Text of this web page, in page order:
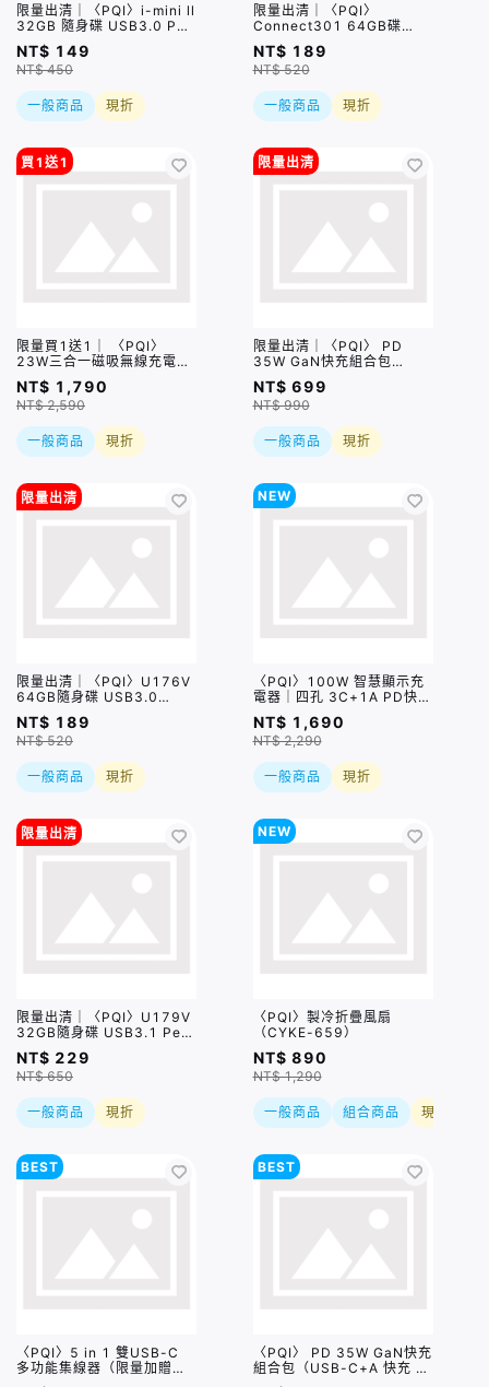
限量出清｜〈PQI〉i-mini ll
32GB 隨身碟 USB3.0 Pen
Drive 銀色
NT$ 149
NT$ 450
一般商品 現折
限量出清｜〈PQI〉
Connect301 64GB碟
USB3.0 Pen Drive 桃紅
NT$ 189
NT$ 520
一般商品 現折
買1送1
限量買1送1｜ 〈PQI〉
23W三合一磁吸無線充電座
(WCS23WR)＿限量售完即
止
NT$ 1,790
NT$ 2,590
一般商品 現折
限量出清
限量出清｜〈PQI〉 PD
35W GaN快充組合包
（USB-C+A 快充 + USB-
C to C 100公分編織快充
線) 盒損品
NT$ 699
NT$ 990
一般商品 現折
限量出清
限量出清｜〈PQI〉U176V
64GB隨身碟 USB3.0
Flash Drive (顏色隨機出
貨)
NT$ 189
NT$ 520
一般商品 現折
NEW
〈PQI〉100W 智慧顯示充
電器｜四孔 3C+1A PD快充
充電器（PDC100WS1）
NT$ 1,690
NT$ 2,290
一般商品 現折
限量出清
限量出清｜〈PQI〉U179V
32GB隨身碟 USB3.1 Pen
Drive 黑色
NT$ 229
NT$ 650
一般商品 現折
NEW
〈PQI〉製冷折疊風扇
（CYKE-659）
NT$ 890
NT$ 1,290
一般商品 組合商品 現折
BEST
〈PQI〉5 in 1 雙USB-C
多功能集線器（限量加贈｜
U988 class 10 Micro SD
BEST
〈PQI〉 PD 35W GaN快充
組合包（USB-C+A 快充 +
USB-C to C 100公分編織